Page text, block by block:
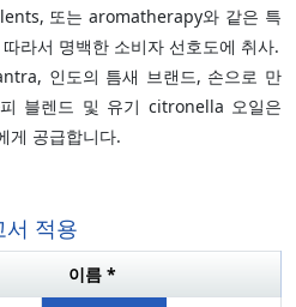
또는 aromatherapy와 같은 특
라서 명백한 소비자 선호도에 취사.
인도의 틈새 브랜드, 손으로 만
블렌드 및 유기 citronella 오일은
게 공급합니다.
서 적용
이름 *